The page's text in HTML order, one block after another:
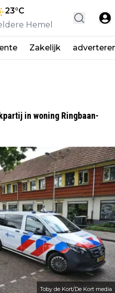
23°C
Hemel
Zakelijk
in woning Ringbaan-
Toby de Kort/De Kort media